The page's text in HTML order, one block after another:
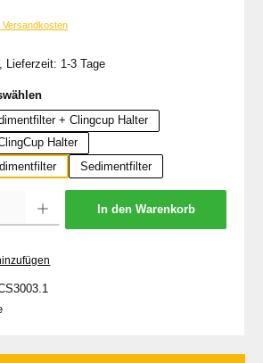
Lieferzeit: 1-3 Tage
auswählen
+ Clingcup Halter
Halter
Sedimentfilter
In den Warenkorb